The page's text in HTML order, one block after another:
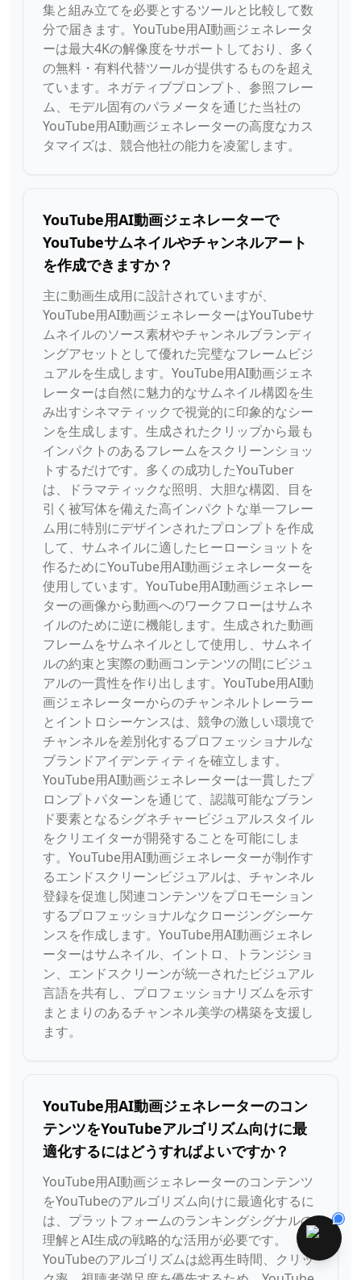
集と組み立てを必要とするツールと比較して数
分で届きます。YouTube用AI動画ジェネレータ
ーは最大4Kの解像度をサポートしており、多く
の無料・有料代替ツールが提供するものを超え
ています。ネガティブプロンプト、参照フレー
ム、モデル固有のパラメータを通じた当社の
YouTube用AI動画ジェネレーターの高度なカス
タマイズは、競合他社の能力を凌駕します。
YouTube用AI動画ジェネレーターで
YouTubeサムネイルやチャンネルアート
を作成できますか？
主に動画生成用に設計されていますが、
YouTube用AI動画ジェネレーターはYouTubeサ
ムネイルのソース素材やチャンネルブランディ
ングアセットとして優れた完璧なフレームビジ
ュアルを生成します。YouTube用AI動画ジェネ
レーターは自然に魅力的なサムネイル構図を生
み出すシネマティックで視覚的に印象的なシー
ンを生成します。生成されたクリップから最も
インパクトのあるフレームをスクリーンショッ
トするだけです。多くの成功したYouTuber
は、ドラマティックな照明、大胆な構図、目を
引く被写体を備えた高インパクトな単一フレー
ム用に特別にデザインされたプロンプトを作成
して、サムネイルに適したヒーローショットを
作るためにYouTube用AI動画ジェネレーターを
使用しています。YouTube用AI動画ジェネレー
ターの画像から動画へのワークフローはサムネ
イルのために逆に機能します。生成された動画
フレームをサムネイルとして使用し、サムネイ
ルの約束と実際の動画コンテンツの間にビジュ
アルの一貫性を作り出します。YouTube用AI動
画ジェネレーターからのチャンネルトレーラー
とイントロシーケンスは、競争の激しい環境で
チャンネルを差別化するプロフェッショナルな
ブランドアイデンティティを確立します。
YouTube用AI動画ジェネレーターは一貫したプ
ロンプトパターンを通じて、認識可能なブラン
ド要素となるシグネチャービジュアルスタイル
をクリエイターが開発することを可能にしま
す。YouTube用AI動画ジェネレーターが制作す
るエンドスクリーンビジュアルは、チャンネル
登録を促進し関連コンテンツをプロモーション
するプロフェッショナルなクロージングシーケ
ンスを作成します。YouTube用AI動画ジェネレ
ーターはサムネイル、イントロ、トランジショ
ン、エンドスクリーンが統一されたビジュアル
言語を共有し、プロフェッショナリズムを示す
まとまりのあるチャンネル美学の構築を支援し
ます。
YouTube用AI動画ジェネレーターのコン
テンツをYouTubeアルゴリズム向けに最
適化するにはどうすればよいですか？
YouTube用AI動画ジェネレーターのコンテンツ
をYouTubeのアルゴリズム向けに最適化するに
は、プラットフォームのランキングシグナルの
理解とAI生成の戦略的な活用が必要です。
YouTubeのアルゴリズムは総再生時間、クリッ